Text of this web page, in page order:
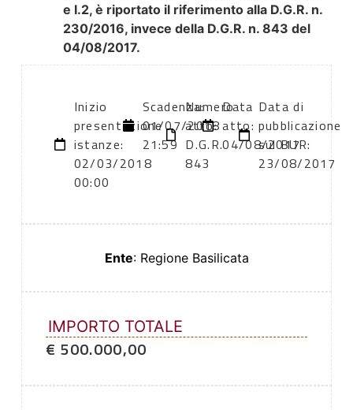
e I.2, è riportato il riferimento alla D.G.R. n.
230/2016, invece della D.G.R. n. 843 del
04/08/2017.
Inizio
presentazione
istanze:
02/03/2018
00:00
Scadenza:
01/07/2018
21:59
Numero
atto:
D.G.R.
843
Data
atto:
04/08/2017
Data di
pubblicazione
sul BUR:
23/08/2017
Ente: Regione Basilicata
IMPORTO TOTALE
€ 500.000,00